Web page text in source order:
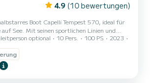
4.9 (10 bewertungen)
Boot Capelli Tempest 570, ideal für
auf See. Mit seinen sportlichen Linien und
dieses Boot ein außergewöhnliches
die Küste von La Rochelle und ihre Inseln zu
| - Modell: Capelli Tempest 570 | -
Kapazität: Bis zu 12 Personen (empfohlen 8)
PS | - Ausstattung: GPS-Sonar,
optional 10 Pers. 100 PS
2023